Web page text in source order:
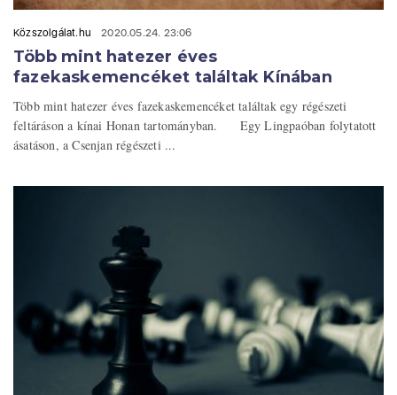
Közszolgálat.hu 2020.05.24. 23:06
Több mint hatezer éves
fazekaskemencéket találtak Kínában
Több mint hatezer éves fazekaskemencéket találtak egy régészeti
feltáráson a kínai Honan tartományban. Egy Lingpaóban folytatott
ásatáson, a Csenjan régészeti ...